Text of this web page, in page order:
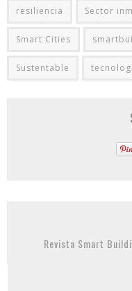
resiliencia Sector
Smart Cities
Sustentable
Revista Smart